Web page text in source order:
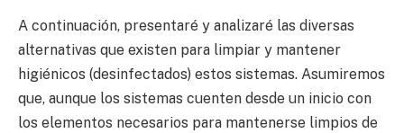
A continuación, presentaré y analizaré las diversas
alternativas que existen para limpiar y mantener
higiénicos (desinfectados) estos sistemas. Asumiremos
que, aunque los sistemas cuenten desde un inicio con
los elementos necesarios para mantenerse limpios de